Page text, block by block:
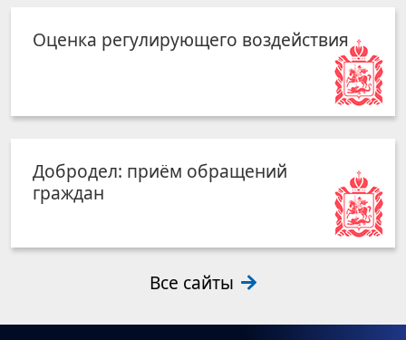
Оценка регулирующего воздействия
Добродел: приём обращений
граждан
Все сайты